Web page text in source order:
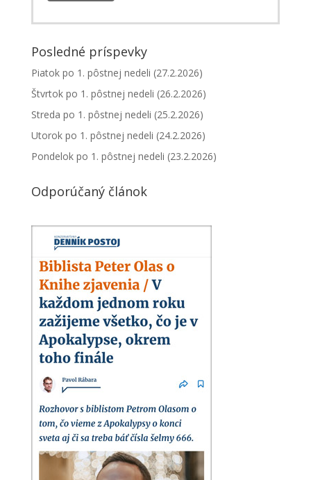
Posledné príspevky
Piatok po 1. pôstnej nedeli (27.2.2026)
Štvrtok po 1. pôstnej nedeli (26.2.2026)
Streda po 1. pôstnej nedeli (25.2.2026)
Utorok po 1. pôstnej nedeli (24.2.2026)
Pondelok po 1. pôstnej nedeli (23.2.2026)
Odporúčaný článok